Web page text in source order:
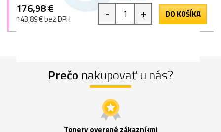
176,98 €
143,89 € bez DPH - + DO KOŠÍKA
Prečo nakupovať u nás?
Tonery overené zákazníkmi